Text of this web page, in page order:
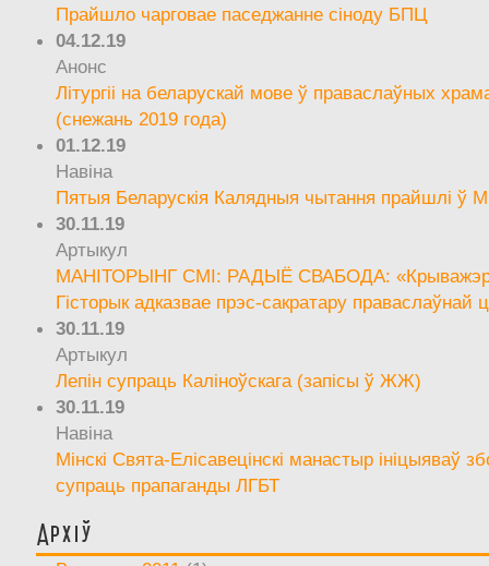
Прайшло чарговае паседжанне сіноду БПЦ
04.12.19
Анонс
Літургіі на беларускай мове ў праваслаўных
(снежань 2019 года)
01.12.19
Навіна
Пятыя Беларускія Калядныя чытання прайшлі ў
30.11.19
Артыкул
МАНІТОРЫНГ СМІ: РАДЫЁ СВАБОДА:
Гісторык адказвае прэс-сакратару праваслаўнай
30.11.19
Артыкул
Лепін супраць Каліноўскага (запісы ў ЖЖ)
30.11.19
Навіна
Мінскі Свята-Елісавецінскі манастыр ініцыяваў
супраць прапаганды ЛГБТ
Архіў